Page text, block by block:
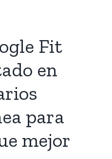
Fit
en
para
mejor